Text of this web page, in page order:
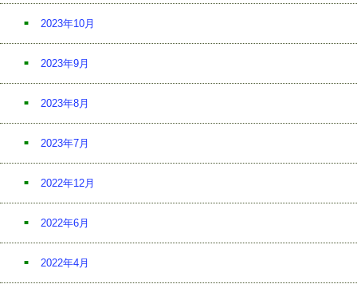
2023年10月
2023年9月
2023年8月
2023年7月
2022年12月
2022年6月
2022年4月